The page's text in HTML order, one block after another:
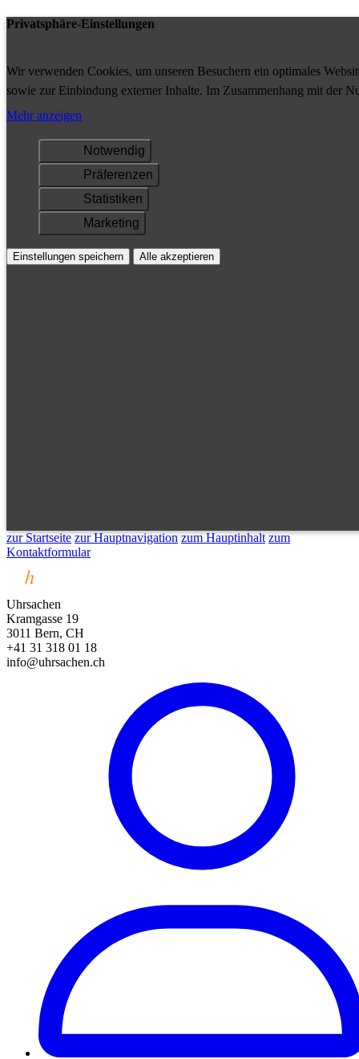
Privatsphäre-Einstellungen
Wir verwenden Cookies, um unseren Besuchern ein optimales
sowie zur Einbindung externer Inhalte. Im Zusammenhang mit der
Ihrem Gerät gespeichert und/oder abgerufen.
Mehr anzeigen
Notwendig
Präferenzen
Statistiken
Marketing
Einstellungen speichern Alle akzeptieren
zur Startseite zur Hauptnavigation zum Hauptinhalt zum
Kontaktformular
Uhrsachen
Kramgasse 19
3011 Bern, CH
+41 31 318 01 18
info@uhrsachen.ch